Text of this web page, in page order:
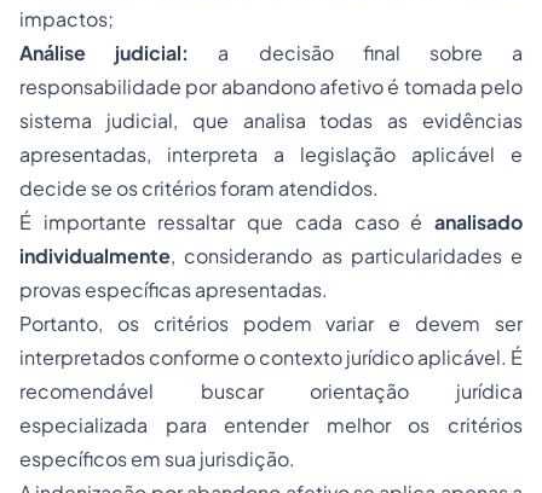
impactos;
Análise judicial:
a decisão final sobre a
responsabilidade por abandono afetivo é tomada pelo
sistema judicial, que analisa todas as evidências
apresentadas, interpreta a legislação aplicável e
decide se os critérios foram atendidos.
É importante ressaltar que cada caso é analisado
individualmente, considerando as particularidades e
provas específicas apresentadas.
Portanto, os critérios podem variar e devem ser
interpretados conforme o contexto jurídico aplicável. É
recomendável buscar orientação jurídica
especializada para entender melhor os critérios
específicos em sua jurisdição.